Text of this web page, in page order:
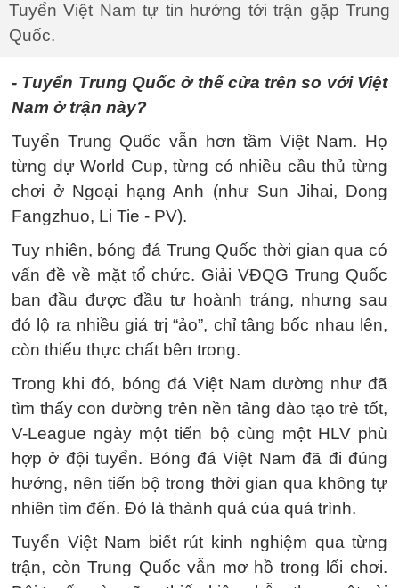
Tuyển Việt Nam tự tin hướng tới trận gặp Trung
Quốc.
- Tuyển Trung Quốc ở thế cửa trên so với Việt
Nam ở trận này?
Tuyển Trung Quốc vẫn hơn tầm Việt Nam. Họ
từng dự World Cup, từng có nhiều cầu thủ từng
chơi ở Ngoại hạng Anh (như Sun Jihai, Dong
Fangzhuo, Li Tie - PV).
Tuy nhiên, bóng đá Trung Quốc thời gian qua có
vấn đề về mặt tổ chức. Giải VĐQG Trung Quốc
ban đầu được đầu tư hoành tráng, nhưng sau
đó lộ ra nhiều giá trị “ảo”, chỉ tâng bốc nhau lên,
còn thiếu thực chất bên trong.
Trong khi đó, bóng đá Việt Nam dường như đã
tìm thấy con đường trên nền tảng đào tạo trẻ tốt,
V-League ngày một tiến bộ cùng một HLV phù
hợp ở đội tuyển. Bóng đá Việt Nam đã đi đúng
hướng, nên tiến bộ trong thời gian qua không tự
nhiên tìm đến. Đó là thành quả của quá trình.
Tuyển Việt Nam biết rút kinh nghiệm qua từng
trận, còn Trung Quốc vẫn mơ hồ trong lối chơi.